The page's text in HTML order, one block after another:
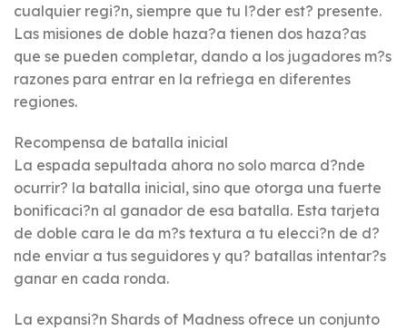
cualquier regi?n, siempre que tu l?der est? presente.
Las misiones de doble haza?a tienen dos haza?as
que se pueden completar, dando a los jugadores m?s
razones para entrar en la refriega en diferentes
regiones.
Recompensa de batalla inicial
La espada sepultada ahora no solo marca d?nde
ocurrir? la batalla inicial, sino que otorga una fuerte
bonificaci?n al ganador de esa batalla. Esta tarjeta
de doble cara le da m?s textura a tu elecci?n de d?
nde enviar a tus seguidores y qu? batallas intentar?s
ganar en cada ronda.
La expansi?n Shards of Madness ofrece un conjunto